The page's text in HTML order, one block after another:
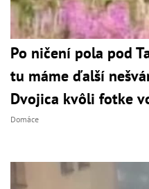
Po ničení pola pod
tu máme ďalší
Dvojica kvôli fotke
Domáce